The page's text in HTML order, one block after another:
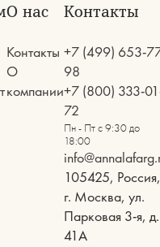
О нас
Контакты
О
компании
Контакты
+7 (499) 653-
98
+7 (800) 333-
72
Пн - Пт с 9:30 до
18:00
105425, Россия,
г. Москва, ул.
Парковая 3-я, д.
41А